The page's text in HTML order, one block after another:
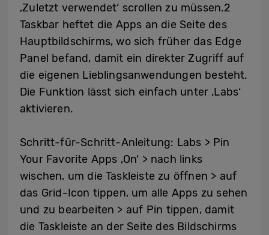
‚Zuletzt verwendet‘ scrollen zu müssen.2
Taskbar heftet die Apps an die Seite des
Hauptbildschirms, wo sich früher das Edge
Panel befand, damit ein direkter Zugriff auf
die eigenen Lieblingsanwendungen besteht.
Die Funktion lässt sich einfach unter ‚Labs‘
aktivieren.
Schritt-für-Schritt-Anleitung: Labs > Pin
Your Favorite Apps ‚On‘ > nach links
wischen, um die Taskleiste zu öffnen > auf
das Grid-Icon tippen, um alle Apps zu sehen
und zu bearbeiten > auf Pin tippen, damit
die Taskleiste an der Seite des Bildschirms